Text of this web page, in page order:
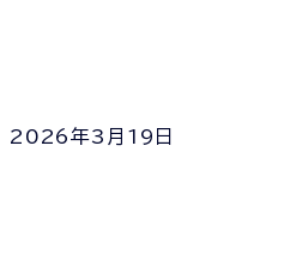
2026年3月 19 日